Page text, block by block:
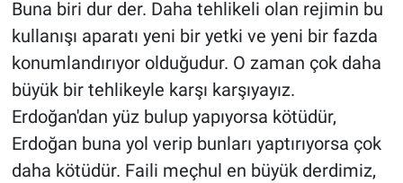
Buna biri dur der. Daha tehlikeli olan rejimin bu
kullanışı aparatı yeni bir yetki ve yeni bir fazda
konumlandırıyor olduğudur. O zaman çok daha
büyük bir tehlikeyle karşı karşıyayız.
Erdoğan'dan yüz bulup yapıyorsa kötüdür,
Erdoğan buna yol verip bunları yaptırıyorsa çok
daha kötüdür. Faili meçhul en büyük derdimiz,